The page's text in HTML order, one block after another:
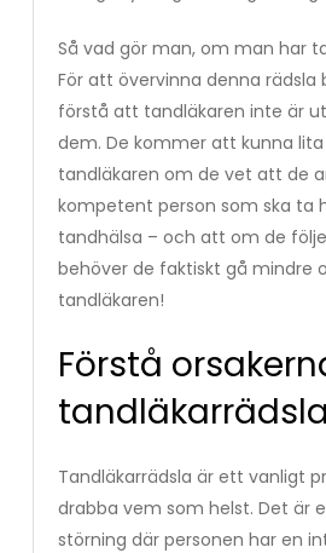
Så vad gör man, om man har
För att övervinna denna rädsla
förstå att tandläkaren inte är
dem. De kommer att kunna
tandläkaren om de vet att de
kompetent person som ska ta
tandhälsa – och att om de
behöver de faktiskt gå mindre
tandläkaren!
Förstå
tandläkarrädsla
Tandläkarrädsla är ett vanligt
drabba vem som helst. Det är
störning där personen har en